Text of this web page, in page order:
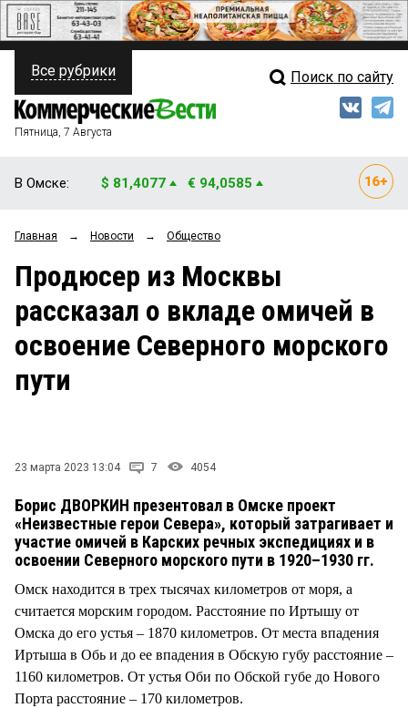
ПОЛИТИКА
ФИНАНСЫ
ОБЩЕСТВО
ЗАКОН
Свежий выпуск
Рейтинги
Блоги
Архив
Все рубрики Поиск по сайту
Пятница, 7 Августа
В Омске: $ 81,4077 € 94,0585
Главная → Новости → Общество
Продюсер из Москвы
рассказал о вкладе омичей в
освоение Северного морского
пути
23 марта 2023 13:04 7 4054
Борис ДВОРКИН презентовал в Омске проект
«Неизвестные герои Севера», который затрагивает и
участие омичей в Карских речных экспедициях и в
освоении Северного морского пути в 1920–1930 гг.
Омск находится в трех тысячах километров от моря, а
считается морским городом. Расстояние по Иртышу от
Омска до его устья – 1870 километров. От места впадения
Иртыша в Обь и до ее впадения в Обскую губу расстояние –
1160 километров. От устья Оби по Обской губе до Нового
Порта расстояние – 170 километров.